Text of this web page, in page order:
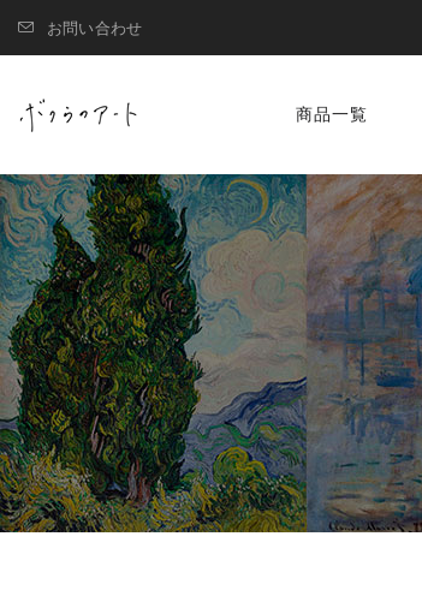
お問い合わせ
商品一覧